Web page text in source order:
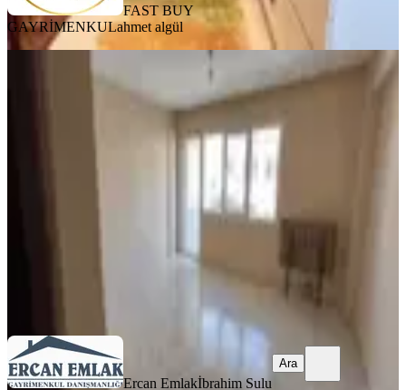
FAST BUY
GAYRİMENKULahmet algül
Bornova Spotçular Sokağında 3+1
Kiralık Daire
Bornova, Ergene Mahallesi
05.08.2026
Ercan Emlakİbrahim Sulu
Ara